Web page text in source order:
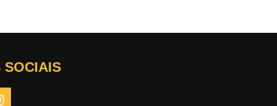
SOCIAIS